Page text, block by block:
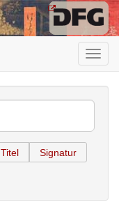
Titel Signatur